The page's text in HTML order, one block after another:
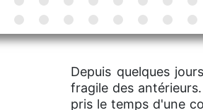
Depuis quelques
fragile des
pris le temps d'une